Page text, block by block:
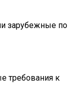
зарубежные по
требования к